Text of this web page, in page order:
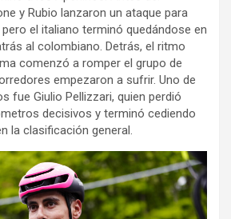
y Rubio lanzaron un ataque para
el italiano terminó quedándose en
al colombiano. Detrás, el ritmo
comenzó a romper el grupo de
empezaron a sufrir. Uno de
fue Giulio Pellizzari, quien perdió
decisivos y terminó cediendo
la clasificación general.